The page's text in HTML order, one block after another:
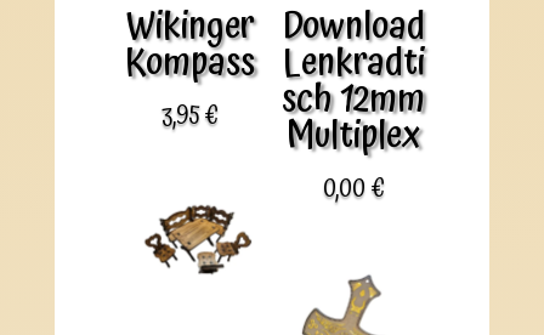
Wikinger
Kompass
3,95€
Download
Lenkradti
sch 12mm
Multiplex
0,00€